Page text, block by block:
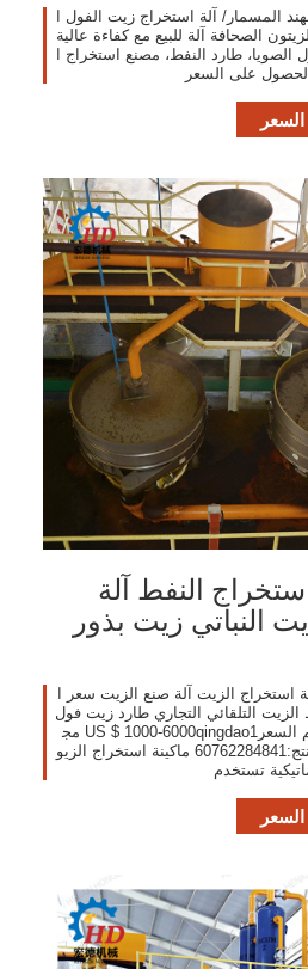
المسمار/ آلة استخراج زيت الفول ا
الصحافة آلة للبيع مع كفاءة عالية
الصويا، طارد النفط، مصنع استخراج ا
الحصول على السعر
النفط آلة
النباتي زيت بذور
آلة استخراج الزيت آلة صنع الزيت سعر ا
التلقائي التجاري طارد زيت فول
الصويا آلة تشحيم السعرUS $ 1000-6000qingdao1 مج
موعة معرف المنتج:60762284841 ماكينة استخراج الزيو
تستخدم